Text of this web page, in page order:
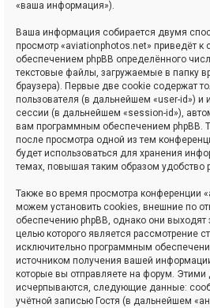
«ваша информация»).
Ваша информация собирается двумя
просмотр «aviationphotos.net» приведёт
обеспечением phpBB определённого
текстовые файлы, загружаемые в папку
браузера). Первые две cookie содержат
пользователя (в дальнейшем «user-id») и
сессии (в дальнейшем «session-id»),
вам программным обеспечением phpBB.
после просмотра одной из тем
будет использоваться для хранения
темах, повышая таким образом удобство
Также во время просмотра конференции
можем установить cookies, внешние по
обеспечению phpBB, однако они выходят
целью которого является рассмотрение
исключительно программным
источником получения вашей
которые вы отправляете на форум.
исчерпываются, следующие данные:
учётной записью Гостя (в дальнейшем